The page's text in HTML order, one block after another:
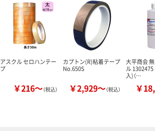
アスクル セロハンテー
プ
￥216～（税込）
カプトン(R)粘着テープ
No.650S
￥2,929～（税込）
大平商会
ル
入)（…
￥